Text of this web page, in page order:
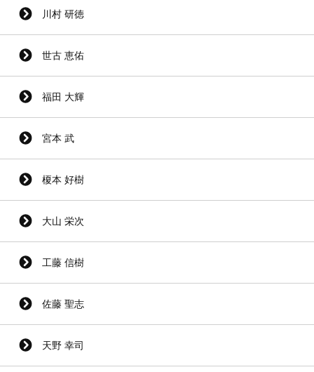
川村 研徳
世古 恵佑
福田 大輝
宮本 武
榎本 好樹
大山 栄次
工藤 信樹
佐藤 聖志
天野 幸司